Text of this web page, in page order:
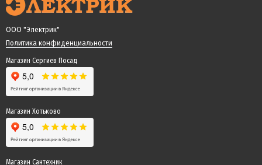
ООО "Электрик"
Политика конфиденциальности
Магазин Сергиев Посад
Магазин Хотьково
Магазин Сантехник